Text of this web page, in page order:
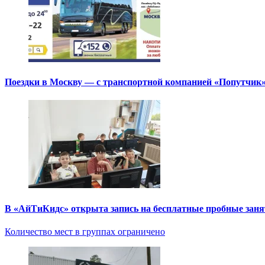
Поездки в Москву — с транспортной компанией «Попутчик»
В «АйТиКидс» открыта запись на бесплатные пробные
Количество мест в группах ограничено